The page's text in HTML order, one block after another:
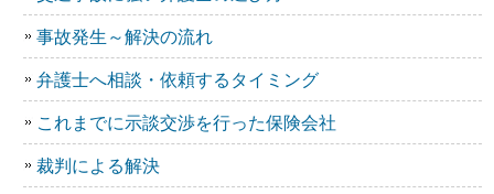
事故発生～解決の流れ
弁護士へ相談・依頼するタイミング
これまでに示談交渉を行った保険会社
裁判による解決